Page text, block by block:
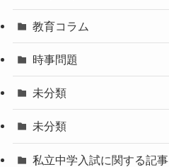
教育コラム
時事問題
未分類
未分類
私立中学入試に関する記事